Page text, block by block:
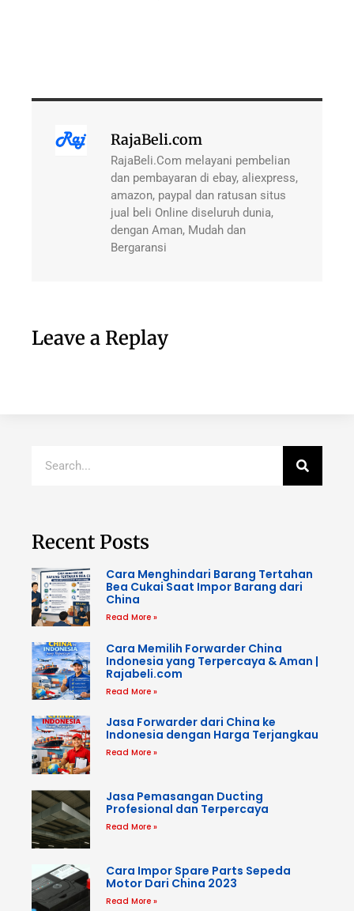
RajaBeli.com
RajaBeli.Com melayani pembelian
dan pembayaran di ebay, aliexpress,
amazon, paypal dan ratusan situs
jual beli Online diseluruh dunia,
dengan Aman, Mudah dan
Bergaransi
Leave a Replay
Recent Posts
Cara Menghindari Barang Tertahan
Bea Cukai Saat Impor Barang dari
China
Read More »
Cara Memilih Forwarder China
Indonesia yang Terpercaya & Aman |
Rajabeli.com
Read More »
Jasa Forwarder dari China ke
Indonesia dengan Harga Terjangkau
Read More »
Jasa Pemasangan Ducting
Profesional dan Terpercaya
Read More »
Cara Impor Spare Parts Sepeda
Motor Dari China 2023
Read More »